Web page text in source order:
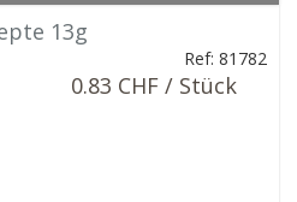
13g
Ref: 81782
0.83 CHF / Stück